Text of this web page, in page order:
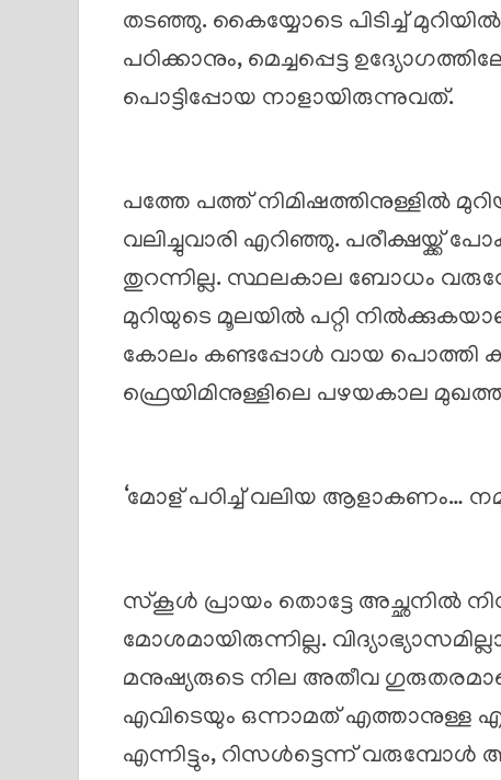
തടഞ്ഞു. കൈയ്യോടെ പിടിച്ച്
പഠിക്കാനും, മെച്ചപ്പെട്ട
പൊട്ടിപ്പോയ നാളായിരുന്നുവത്.
പത്തേ പത്ത് നിമിഷത്തിനുള്ളിൽ
വലിച്ചുവാരി എറിഞ്ഞു. പരീക്ഷയ്ക്ക്
തുറന്നില്ല. സ്ഥലകാല ബോധം
മുറിയുടെ മൂലയിൽ പറ്റി
കോലം കണ്ടപ്പോൾ വായ പൊത്തി
ഫ്രെയിമിനുള്ളിലെ പഴയകാല
‘മോള് പഠിച്ച് വലിയ ആളാകണം…
സ്കൂൾ പ്രായം തൊട്ടേ അച്ഛനിൽ
മോശമായിരുന്നില്ല.
മനുഷ്യരുടെ നില അതീവ
എവിടെയും ഒന്നാമത് എത്താനുള്ള
എന്നിട്ടും, റിസൾട്ടെന്ന്